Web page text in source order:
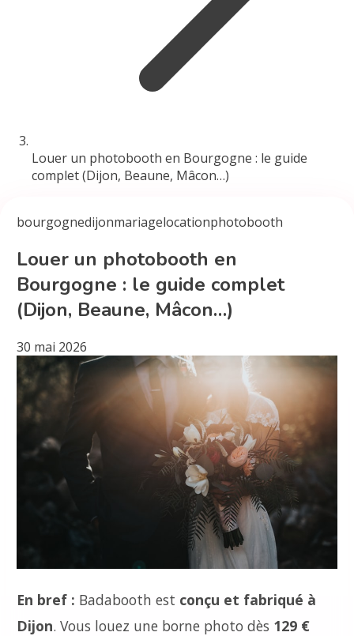
Louer un photobooth en Bourgogne : le guide
complet (Dijon, Beaune, Mâcon…)
bourgognedijonmariagelocationphotobooth
Louer un photobooth en
Bourgogne : le guide complet
(Dijon, Beaune, Mâcon…)
30 mai 2026
En bref : Badabooth est conçu et fabriqué à
Dijon. Vous louez une borne photo dès 129 €